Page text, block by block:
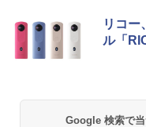
026
コ
リコー
ル「
Google 検索で